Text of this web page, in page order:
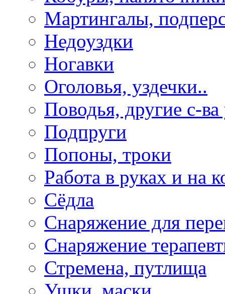
Мартингалы,
Недоуздки
Ногавки
Оголовья, уздечки..
Поводья, другие с-
Подпруги
Попоны, троки
Работа в руках и на
Сёдла
Снаряжение для
Снаряжение
Стремена, путлища